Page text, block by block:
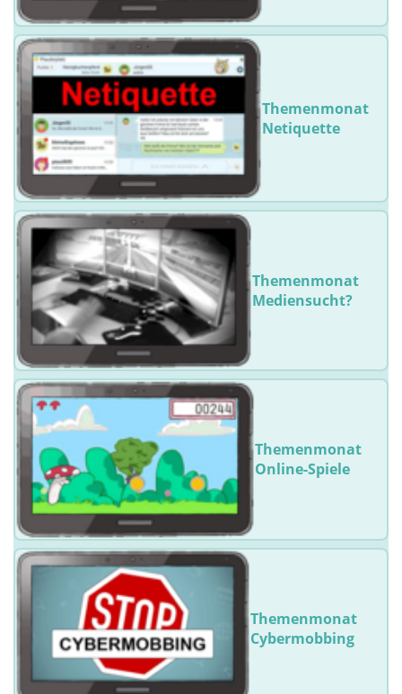
Themenmonat
Netiquette
Themenmonat
Mediensucht?
Themenmonat
Online-Spiele
Themenmonat
Cybermobbing